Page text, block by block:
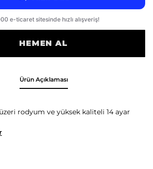
HEMEN AL
Ürün Açıklaması
rodyum ve yüksek kaliteli 14 ayar